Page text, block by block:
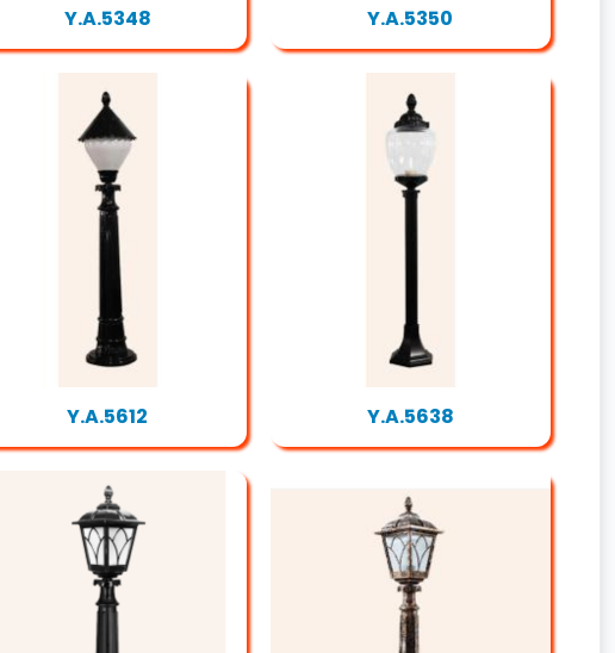
Y.A.5348 Y.A.5350
Y.A.5612 Y.A.5638